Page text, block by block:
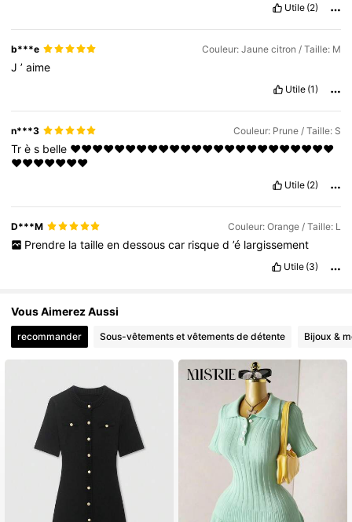
Utile (2)
b***e Couleur: Jaune citron / Taille: M
J’aime
Utile (1)
n***3 Couleur: Prune / Taille: S
Très belle ❤️❤️❤️❤️❤️❤️❤️❤️❤️❤️❤️❤️❤️❤️❤️❤️❤️❤️❤️❤️❤️❤️❤️❤️
❤️❤️❤️❤️❤️❤️❤️
Utile (2)
D***M Couleur: Orange / Taille: L
Prendre la taille en dessous car risque d ’é largissement
Utile (3)
Vous Aimerez Aussi
recommander Sous-vêtements et vêtements de détente Bijoux &